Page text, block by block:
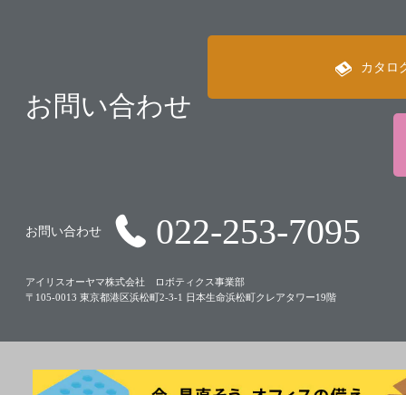
お問い合わせ
カタロ
お問い合わせ 022-253-7095
アイリスオーヤマ株式会社 ロボティクス事業部
〒105-0013 東京都港区浜松町2-3-1 日本生命浜松町クレアタワー19階